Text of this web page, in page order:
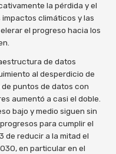
la pérdida y el
climáticos y las
el progreso hacia los
de datos
al desperdicio de
de puntos de datos con
aumentó a casi el doble.
bajo y medio siguen sin
para cumplir el
de reducir a la mitad el
en particular en el